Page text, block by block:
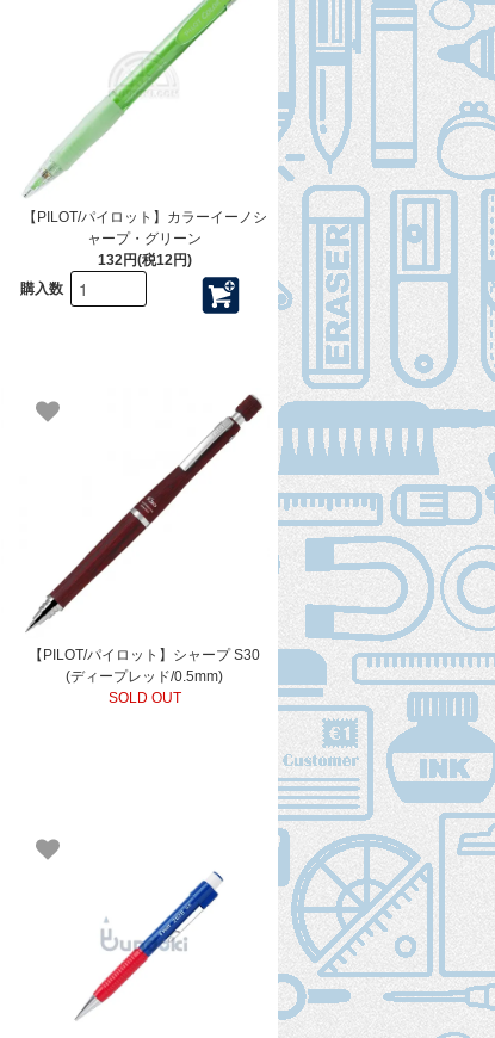
【PILOT/パイロット】カラーイーノシ
ャープ・グリーン
132円(税12円)
購入数
【PILOT/パイロット】シャープ S30
(ディープレッド/0.5mm)
SOLD OUT